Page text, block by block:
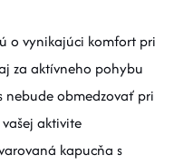
o vynikajúci komfort pri
za aktívneho pohybu
nebude obmedzovať pri
aktivite
kapucňa s